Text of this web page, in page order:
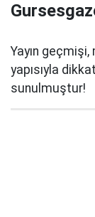
Yayın
yapısıyla
sunulmuştur!